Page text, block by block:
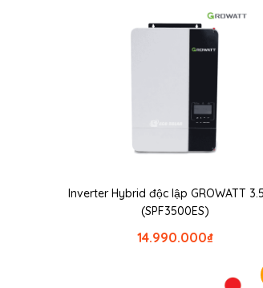
Inverter Hybrid độc lập GROWATT
(SPF3500ES)
₫
14.990.000